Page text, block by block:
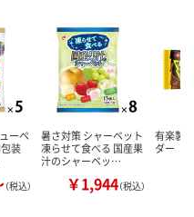
ーペ
装
（税込）
暑さ対策 シャーベット
凍らせて食べる 国産果
汁のシャーベッ…
￥1,944（税込）
有楽製
ダー